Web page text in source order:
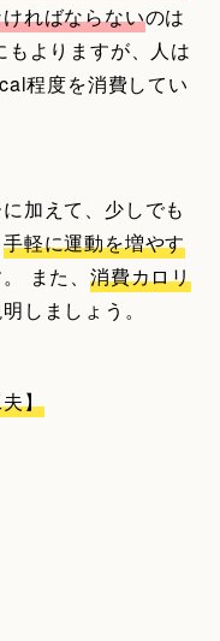
ればならないのは
よりますが、人は
程度を消費してい
加えて、少しでも
手軽に運動を増やす
また、消費カロリ
しましょう。
】